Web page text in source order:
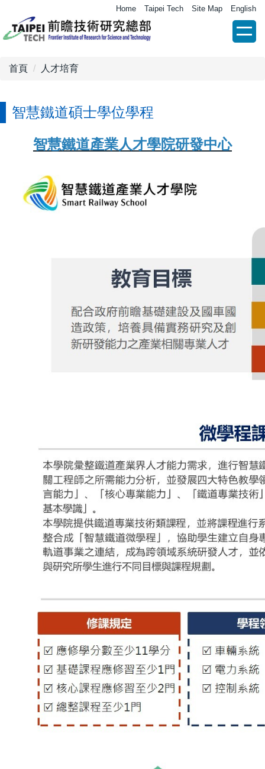
到
主
內
Home Taipei Tech Site Map English
首頁 人才培育
智慧鐵道碩士學位學程
智慧鐵道產業人才學院研發中心